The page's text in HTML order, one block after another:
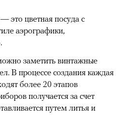
это цветная посуда с
аэрографики,
заметить винтажные
В процессе создания каждая
более 20 этапов
получается за счет
путем литья и